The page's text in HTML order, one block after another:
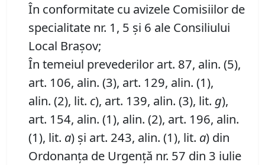
În conformitate cu avizele Comisiilor de
specialitate nr. 1, 5 și 6 ale Consiliului
Local Brașov;
În temeiul prevederilor art. 87, alin. (5),
art. 106, alin. (3), art. 129, alin. (1),
alin. (2), lit. c), art. 139, alin. (3), lit. g),
art. 154, alin. (1), alin. (2), art. 196, alin.
(1), lit. a) și art. 243, alin. (1), lit. a) din
Ordonanța de Urgență nr. 57 din 3 iulie